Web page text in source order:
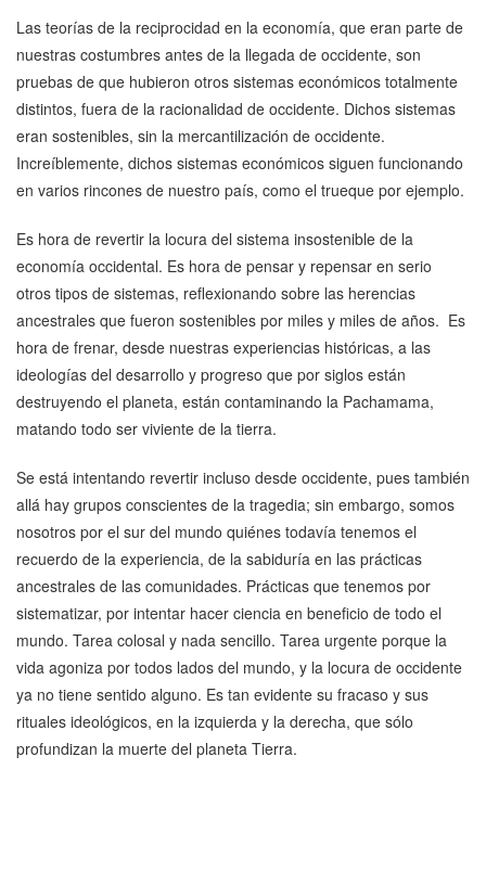
Las teorías de la reciprocidad en la economía, que eran parte de
nuestras costumbres antes de la llegada de occidente, son
pruebas de que hubieron otros sistemas económicos totalmente
distintos, fuera de la racionalidad de occidente. Dichos sistemas
eran sostenibles, sin la mercantilización de occidente.
Increíblemente, dichos sistemas económicos siguen funcionando
en varios rincones de nuestro país, como el trueque por ejemplo.
Es hora de revertir la locura del sistema insostenible de la
economía occidental. Es hora de pensar y repensar en serio
otros tipos de sistemas, reflexionando sobre las herencias
ancestrales que fueron sostenibles por miles y miles de años. Es
hora de frenar, desde nuestras experiencias históricas, a las
ideologías del desarrollo y progreso que por siglos están
destruyendo el planeta, están contaminando la Pachamama,
matando todo ser viviente de la tierra.
Se está intentando revertir incluso desde occidente, pues también
allá hay grupos conscientes de la tragedia; sin embargo, somos
nosotros por el sur del mundo quiénes todavía tenemos el
recuerdo de la experiencia, de la sabiduría en las prácticas
ancestrales de las comunidades. Prácticas que tenemos por
sistematizar, por intentar hacer ciencia en beneficio de todo el
mundo. Tarea colosal y nada sencillo. Tarea urgente porque la
vida agoniza por todos lados del mundo, y la locura de occidente
ya no tiene sentido alguno. Es tan evidente su fracaso y sus
rituales ideológicos, en la izquierda y la derecha, que sólo
profundizan la muerte del planeta Tierra.